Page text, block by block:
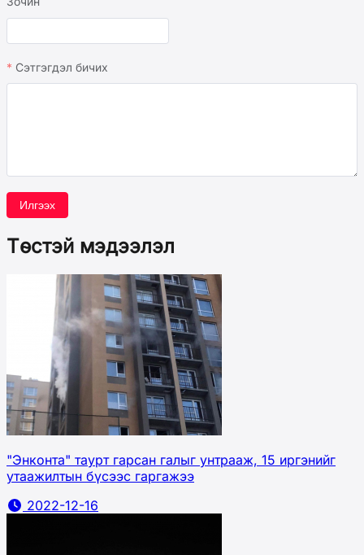
Сэтгэгдэл бичих
Илгээх
Төстэй мэдээлэл
"Энконта" таурт гарсан галыг унтрааж, 15 иргэнийг
утаажилтын бүсээс гаргажээ
2022-12-16